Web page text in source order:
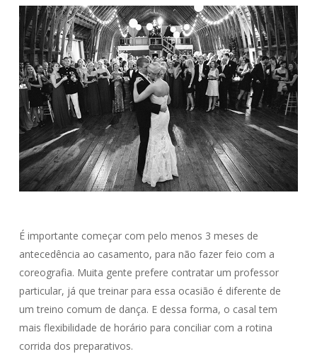
É importante começar com pelo menos 3 meses de
antecedência ao casamento, para não fazer feio com a
coreografia. Muita gente prefere contratar um professor
particular, já que treinar para essa ocasião é diferente de
um treino comum de dança. E dessa forma, o casal tem
mais flexibilidade de horário para conciliar com a rotina
corrida dos preparativos.